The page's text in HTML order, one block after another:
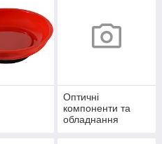
Оптичні
компоненти та
обладнання